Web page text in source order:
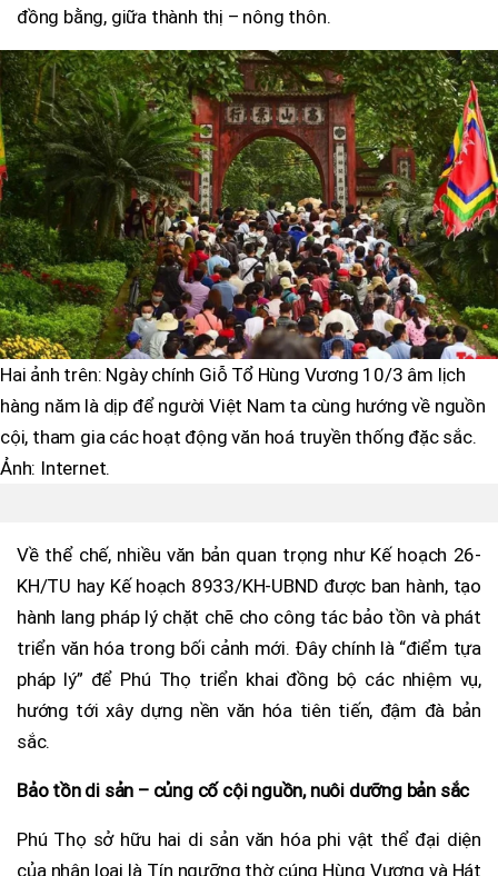
đồng bằng, giữa thành thị – nông thôn.
Hai ảnh trên: Ngày chính Giỗ Tổ Hùng Vương 10/3 âm lịch
hàng năm là dịp để người Việt Nam ta cùng hướng về nguồn
cội, tham gia các hoạt động văn hoá truyền thống đặc sắc.
Ảnh: Internet.
Về thể chế, nhiều văn bản quan trọng như Kế hoạch 26-
KH/TU hay Kế hoạch 8933/KH-UBND được ban hành, tạo
hành lang pháp lý chặt chẽ cho công tác bảo tồn và phát
triển văn hóa trong bối cảnh mới. Đây chính là “điểm tựa
pháp lý” để Phú Thọ triển khai đồng bộ các nhiệm vụ,
hướng tới xây dựng nền văn hóa tiên tiến, đậm đà bản
sắc.
Bảo tồn di sản – củng cố cội nguồn, nuôi dưỡng bản sắc
Phú Thọ sở hữu hai di sản văn hóa phi vật thể đại diện
của nhân loại là Tín ngưỡng thờ cúng Hùng Vương và Hát